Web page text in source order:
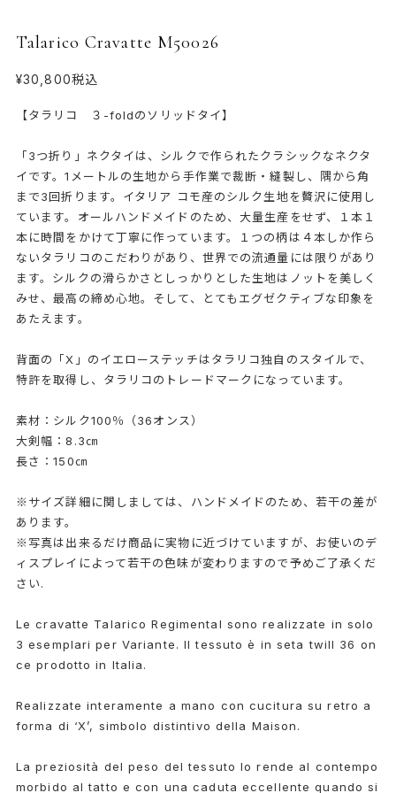
Talarico Cravatte M50026
¥30,800税込
【タラリコ ３-foldのソリッドタイ】
「3つ折り」ネクタイは、シルクで作られたクラシックなネクタ
イです。1メートルの生地から手作業で裁断・縫製し、隅から角
まで3回折ります。イタリア コモ産のシルク生地を贅沢に使用し
ています。オールハンドメイドのため、大量生産をせず、１本１
本に時間をかけて丁寧に作っています。１つの柄は４本しか作ら
ないタラリコのこだわりがあり、世界での流通量には限りがあり
ます。シルクの滑らかさとしっかりとした生地はノットを美しく
みせ、最高の締め心地。そして、とてもエグゼクティブな印象を
あたえます。
背面の「X」のイエローステッチはタラリコ独自のスタイルで、
特許を取得し、タラリコのトレードマークになっています。
素材：シルク100％（36オンス）
大剣幅：8.3㎝
長さ：150㎝
※サイズ詳細に関しましては、ハンドメイドのため、若干の差が
あります。
※写真は出来るだけ商品に実物に近づけていますが、お使いのデ
ィスプレイによって若干の色味が変わりますので予めご了承くだ
さい.
Le cravatte Talarico Regimental sono realizzate in solo
3 esemplari per Variante. Il tessuto è in seta twill 36 on
ce prodotto in Italia.
Realizzate interamente a mano con cucitura su retro a
forma di ‘X’, simbolo distintivo della Maison.
La preziosità del peso del tessuto lo rende al contempo
morbido al tatto e con una caduta eccellente quando si